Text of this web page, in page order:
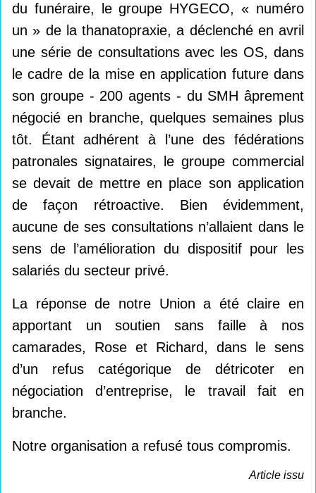
du funéraire, le groupe HYGECO, « numéro
un » de la thanatopraxie, a déclenché en avril
une série de consultations avec les OS, dans
le cadre de la mise en application future dans
son groupe - 200 agents - du SMH âprement
négocié en branche, quelques semaines plus
tôt. Étant adhérent à l’une des fédérations
patronales signataires, le groupe commercial
se devait de mettre en place son application
de façon rétroactive. Bien évidemment,
aucune de ses consultations n’allaient dans le
sens de l’amélioration du dispositif pour les
salariés du secteur privé.
La réponse de notre Union a été claire en
apportant un soutien sans faille à nos
camarades, Rose et Richard, dans le sens
d’un refus catégorique de détricoter en
négociation d’entreprise, le travail fait en
branche.
Notre organisation a refusé tous compromis.
Article issu